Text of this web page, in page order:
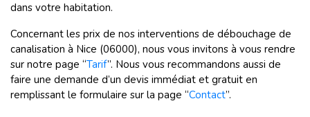
dans votre habitation.
Concernant les prix de nos interventions de débouchage de
canalisation à Nice (06000), nous vous invitons à vous rendre
sur notre page “Tarif”. Nous vous recommandons aussi de
faire une demande d’un devis immédiat et gratuit en
remplissant le formulaire sur la page “Contact”.